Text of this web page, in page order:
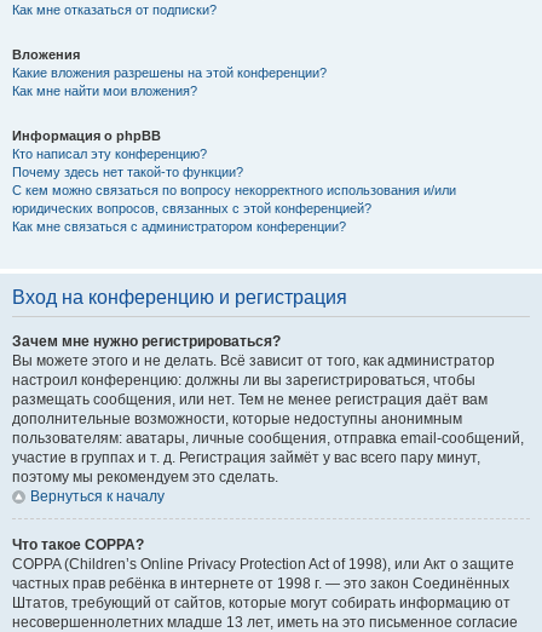
Как мне отказаться от подписки?
Вложения
Какие вложения разрешены на этой конференции?
Как мне найти мои вложения?
Информация о phpBB
Кто написал эту конференцию?
Почему здесь нет такой-то функции?
С кем можно связаться по вопросу некорректного использования и/или
юридических вопросов, связанных с этой конференцией?
Как мне связаться с администратором конференции?
Вход на конференцию и регистрация
Зачем мне нужно регистрироваться?
Вы можете этого и не делать. Всё зависит от того, как администратор
настроил конференцию: должны ли вы зарегистрироваться, чтобы
размещать сообщения, или нет. Тем не менее регистрация даёт вам
дополнительные возможности, которые недоступны анонимным
пользователям: аватары, личные сообщения, отправка email-сообщений,
участие в группах и т. д. Регистрация займёт у вас всего пару минут,
поэтому мы рекомендуем это сделать.
Вернуться к началу
Что такое COPPA?
COPPA (Children’s Online Privacy Protection Act of 1998), или Акт о защите
частных прав ребёнка в интернете от 1998 г. — это закон Соединённых
Штатов, требующий от сайтов, которые могут собирать информацию от
несовершеннолетних младше 13 лет, иметь на это письменное согласие